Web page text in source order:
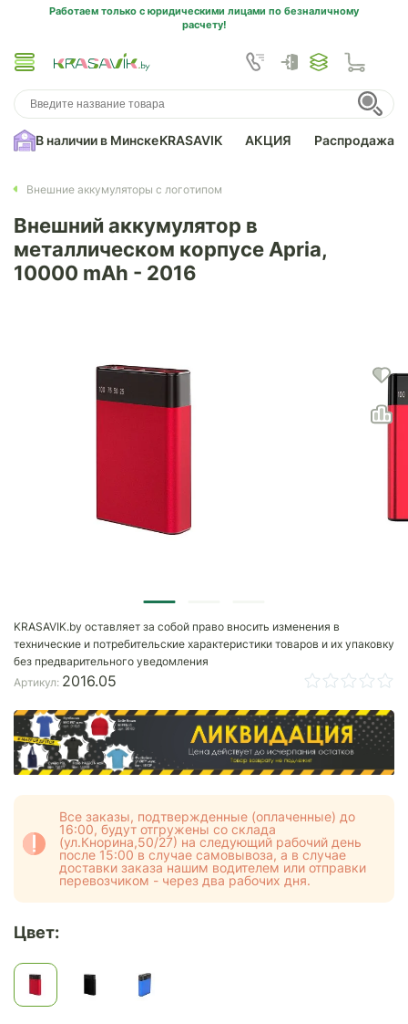
Работаем только с юридическими лицами по безналичному
расчету!
В наличии в МинскеKRASAVIK АКЦИЯ Распродажа
Внешние аккумуляторы с логотипом
Внешний аккумулятор в
металлическом корпусе Apria,
10000 mAh - 2016
KRASAVIK.by оставляет за собой право вносить изменения в
технические и потребительские характеристики товаров и их упаковку
без предварительного уведомления
Артикул: 2016.05
Все заказы, подтвержденные (оплаченные) до
16:00, будут отгружены со склада
(ул.Кнорина,50/27) на следующий рабочий день
после 15:00 в случае самовывоза, а в случае
доставки заказа нашим водителем или отправки
перевозчиком - через два рабочих дня.
Цвет: